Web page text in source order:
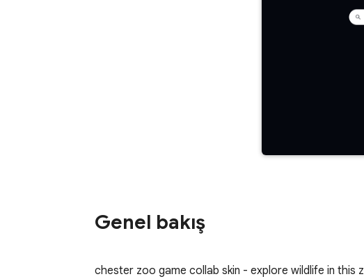
Genel bakış
chester zoo game collab skin - explore wildlife in this